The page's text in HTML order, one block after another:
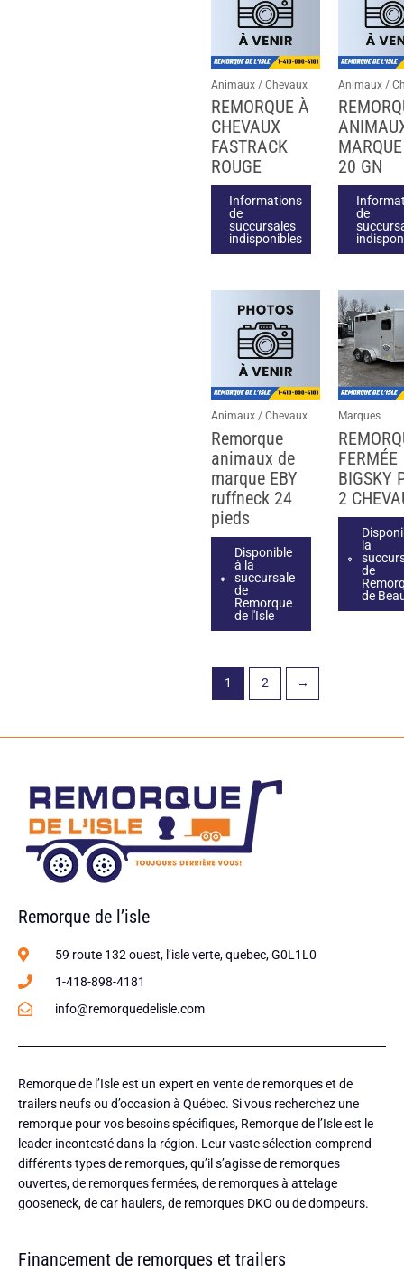
Animaux / Chevaux
REMORQUE À
CHEVAUX
FASTRACK
ROUGE
Informations
de
succursales
indisponibles
Animaux /
20 GN
de
Animaux / Chevaux
Remorque
animaux de
marque EBY
ruffneck 24
pieds
Disponible
à la
succursale
de
Remorque
de l'Isle
Marques
FERMÉE
BIGSKY
2
la
de
de
1 2 →
Remorque de l’isle
59 route 132 ouest, l’isle verte, quebec, G0L1L0
1-418-898-4181
info@remorquedelisle.com
Remorque de l’Isle est un expert en vente de remorques et de
trailers neufs ou d’occasion à Québec. Si vous recherchez une
remorque pour vos besoins spécifiques, Remorque de l’Isle est le
leader incontesté dans la région. Leur vaste sélection comprend
différents types de remorques, qu’il s’agisse de remorques
ouvertes, de remorques fermées, de remorques à attelage
gooseneck, de car haulers, de remorques DKO ou de dompeurs.
Financement de remorques et trailers